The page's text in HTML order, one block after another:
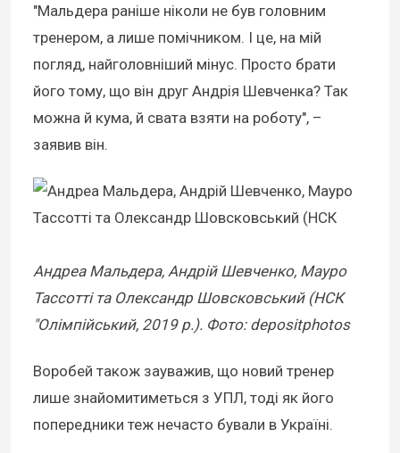
"Мальдера раніше ніколи не був головним
тренером, а лише помічником. І це, на мій
погляд, найголовніший мінус. Просто брати
його тому, що він друг Андрія Шевченка? Так
можна й кума, й свата взяти на роботу", –
заявив він.
Андреа Мальдера, Андрій Шевченко, Мауро
Тассотті та Олександр Шовсковський (НСК
"Олімпійський, 2019 р.). Фото: depositphotos
Воробей також зауважив, що новий тренер
лише знайомитиметься з УПЛ, тоді як його
попередники теж нечасто бували в Україні.